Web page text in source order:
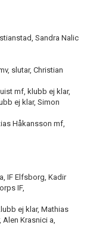
Sandra Nalic
slutar, Christian
mf, klubb ej klar,
ej klar, Simon
Håkansson mf,
IF Elfsborg, Kadir
IF,
ej klar, Mathias
Alen Krasnici a,